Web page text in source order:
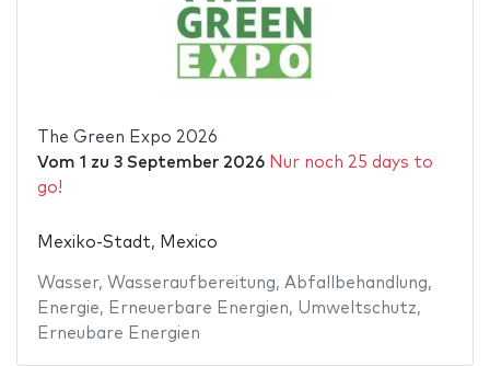
The Green Expo 2026
Vom 1 zu 3 September 2026 Nur noch 25 days to
go!
Mexiko-Stadt, Mexico
Wasser, Wasseraufbereitung, Abfallbehandlung,
Energie, Erneuerbare Energien, Umweltschutz,
Erneubare Energien